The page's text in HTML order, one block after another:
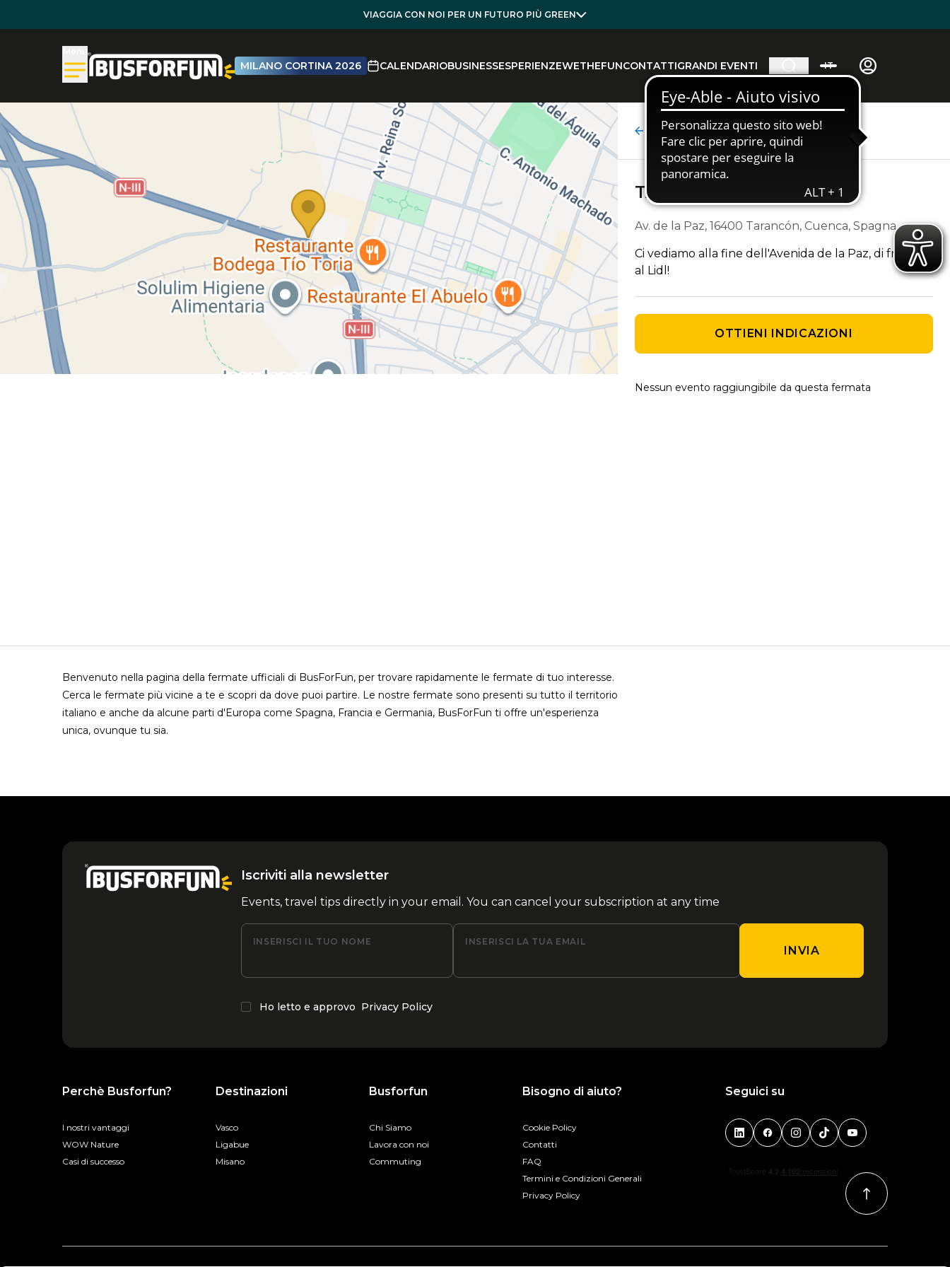
VIAGGIA CON NOI PER UN FUTURO PIÙ GREEN
MILANO CORTINA 2026 CALENDARIOBUSINESSESPERIENZEWETHEFUNCONTATTIGRANDI EVENTI IT
Dettagli fermata
TARANCÓN
Av. de la Paz, 16400 Tarancón, Cuenca, Spagna
Ci vediamo alla fine dell'Avenida de la Paz, di fronte
al Lidl!
OTTIENI INDICAZIONI
Nessun evento raggiungibile da questa fermata
Benvenuto nella pagina della fermate ufficiali di BusForFun, per trovare rapidamente le fermate di tuo interesse.
Cerca le fermate più vicine a te e scopri da dove puoi partire. Le nostre fermate sono presenti su tutto il territorio
italiano e anche da alcune parti d'Europa come Spagna, Francia e Germania, BusForFun ti offre un'esperienza
unica, ovunque tu sia.
Iscriviti alla newsletter
Events, travel tips directly in your email. You can cancel your subscription at any time
INSERISCI IL TUO NOME INSERISCI LA TUA EMAIL
INVIA
Ho letto e approvo Privacy Policy
Perchè Busforfun?
I nostri vantaggi
WOW Nature
Casi di successo
Destinazioni
Vasco
Ligabue
Misano
Busforfun
Chi Siamo
Lavora con noi
Commuting
Bisogno di aiuto?
Cookie Policy
Contatti
FAQ
Termini e Condizioni Generali
Privacy Policy
Seguici su